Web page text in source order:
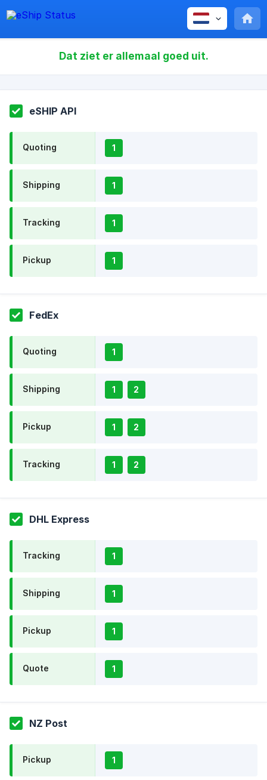
Dat ziet er allemaal goed uit.
eSHIP API
Quoting 1
Shipping 1
Tracking 1
Pickup 1
FedEx
Quoting 1
Shipping 1 2
Pickup 1 2
Tracking 1 2
DHL Express
Tracking 1
Shipping 1
Pickup 1
Quote 1
NZ Post
Pickup 1